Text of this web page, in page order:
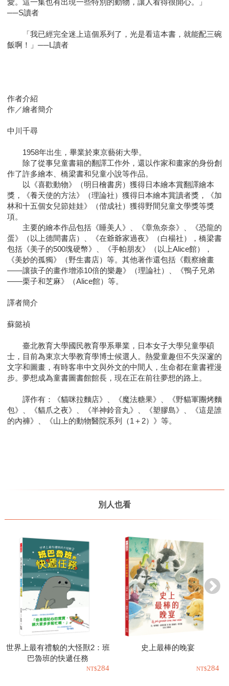
──S讀者
「我已經完全迷上這個系列了，光是看這本書，就能配三碗
飯啊！」──L讀者
作者介紹
作／繪者簡介
中川千尋
1958年出生，畢業於東京藝術大學。
除了從事兒童書籍的翻譯工作外，還以作家和畫家的身份創
作了許多繪本、橋梁書和兒童小說等作品。
以《喜歡動物》（明日檜書房）獲得日本繪本賞翻譯繪本
獎，《養天使的方法》（理論社）獲得日本繪本賞讀者獎，《加
林和十五個女兒節娃娃》（偕成社）獲得野間兒童文學獎等獎
項。
主要的繪本作品包括《睡美人》、《章魚奈奈》、《恐龍的
蛋》（以上德間書店）、《在爺爺家過夜》（白楊社），橋梁書
包括《美子的500塊硬幣》、《手帕朋友》（以上Alice館），
《美妙的孤獨》（野生書店）等。其他著作還包括《觀察繪畫
——讓孩子的畫作增添10倍的樂趣》（理論社）、《鴨子兄弟
——栗子和芝麻》（Alice館）等。
譯者簡介
蘇懿禎
臺北教育大學國民教育學系畢業，日本女子大學兒童學碩
士，目前為東京大學教育學博士候選人。熱愛童趣但不失深邃的
文字和圖畫，有時客串中文與外文的中間人，生命都在童書裡漫
步。夢想成為童書圖書館館長，現在正在前往夢想的路上。
譯作有：《貓咪拉麵店》、《魔法糖果》、《野貓軍團烤麵
包》、《貓爪之夜》、《半神鈴音丸》、《塑膠島》、《這是誰
的內褲》、《山上的動物醫院系列（1＋2）》等。
別人也看
世界上最有禮貌的大怪獸2：班
巴魯班的快遞任務
284
史上最棒的晚宴
284